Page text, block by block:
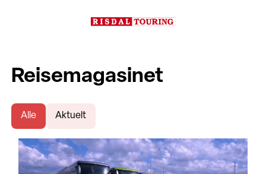
Reisemagasinet
Alle Aktuelt